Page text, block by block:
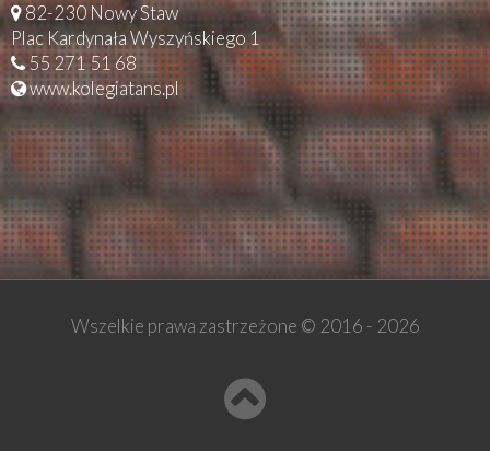
82-230 Nowy Staw
Plac Kardynała Wyszyńskiego 1
55 271 51 68
www.kolegiatans.pl
Wszelkie prawa zastrzeżone © 2016 - 2026